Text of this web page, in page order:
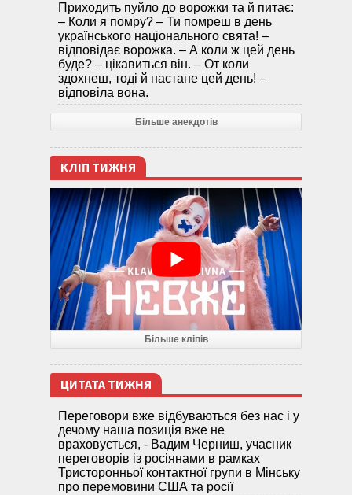
Приходить пуйло до ворожки та й питає:
– Коли я помру? – Ти помреш в день
українського національного свята! –
відповідає ворожка. – А коли ж цей день
буде? – цікавиться він. – От коли
здохнеш, тоді й настане цей день! –
відповіла вона.
Більше анекдотів
КЛІП ТИЖНЯ
Більше кліпів
ЦИТАТА ТИЖНЯ
Переговори вже відбуваються без нас і у
дечому наша позиція вже не
враховується, - Вадим Черниш, учасник
переговорів із росіянами в рамках
Тристоронньої контактної групи в Мінську
про перемовини США та росії